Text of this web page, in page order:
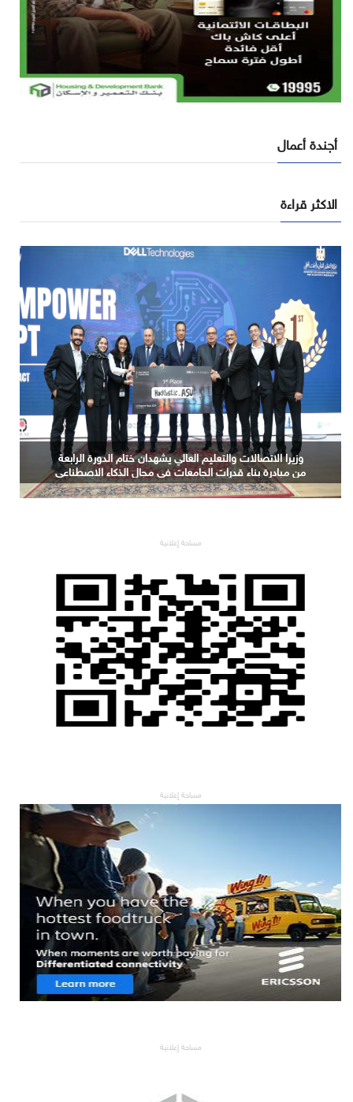
أجندة أعمال
الاكثر قراءة
ندوة حول الذكاء الاصطناعي باللغة العربية والنماذج اللغوية
الكبيرة السيادية
مساحة إعلانية
مساحة إعلانية
مساحة إعلانية